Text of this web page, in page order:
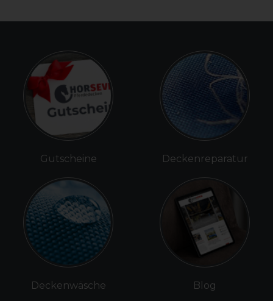
Gutscheine
Deckenwäsche
Deckenreparatur
Blog